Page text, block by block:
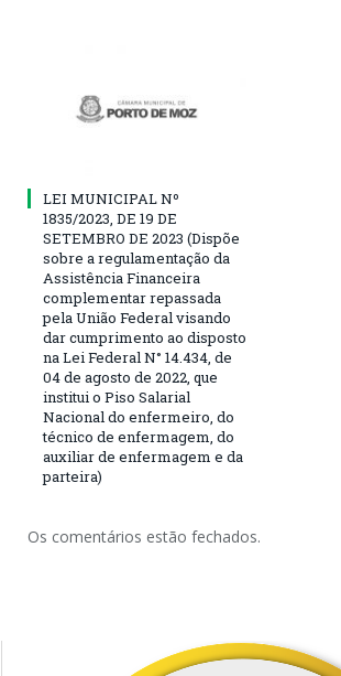
LEI MUNICIPAL Nº
1835/2023, DE 19 DE
SETEMBRO DE 2023 (Dispõe
sobre a regulamentação da
Assistência Financeira
complementar repassada
pela União Federal visando
dar cumprimento ao disposto
na Lei Federal N° 14.434, de
04 de agosto de 2022, que
institui o Piso Salarial
Nacional do enfermeiro, do
técnico de enfermagem, do
auxiliar de enfermagem e da
parteira)
Os comentários estão fechados.